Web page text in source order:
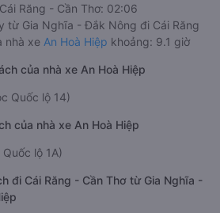
Răng - Cần Thơ: 02:06
từ Gia Nghĩa - Đắk Nông đi Cái Răng
nhà xe An Hoà Hiệp khoảng: 9.1 giờ
của nhà xe An Hoà Hiệp
Quốc lộ 14)
của nhà xe An Hoà Hiệp
lộ 1A)
đi Cái Răng - Cần Thơ từ Gia Nghĩa -